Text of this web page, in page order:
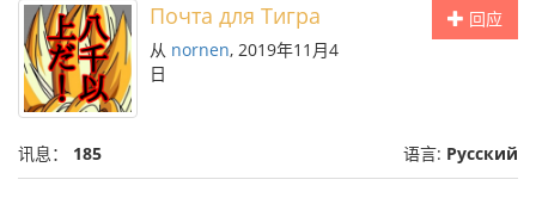
回应
Почта для Тигра
从 nornen, 2019年11月4
日
讯息： 185 语言: Русский